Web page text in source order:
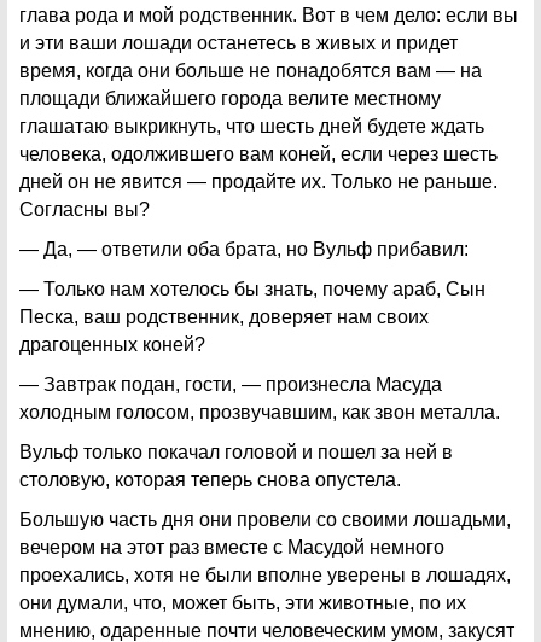
глава рода и мой родственник. Вот в чем дело: если вы
и эти ваши лошади останетесь в живых и придет
время, когда они больше не понадобятся вам — на
площади ближайшего города велите местному
глашатаю выкрикнуть, что шесть дней будете ждать
человека, одолжившего вам коней, если через шесть
дней он не явится — продайте их. Только не раньше.
Согласны вы?
— Да, — ответили оба брата, но Вульф прибавил:
— Только нам хотелось бы знать, почему араб, Сын
Песка, ваш родственник, доверяет нам своих
драгоценных коней?
— Завтрак подан, гости, — произнесла Масуда
холодным голосом, прозвучавшим, как звон металла.
Вульф только покачал головой и пошел за ней в
столовую, которая теперь снова опустела.
Большую часть дня они провели со своими лошадьми,
вечером на этот раз вместе с Масудой немного
проехались, хотя не были вполне уверены в лошадях,
они думали, что, может быть, эти животные, по их
мнению, одаренные почти человеческим умом, закусят